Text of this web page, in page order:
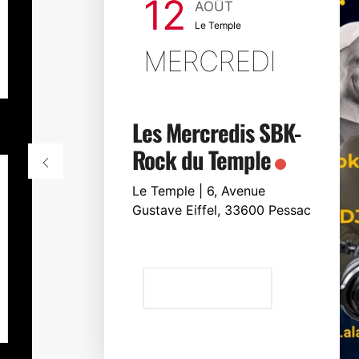
12 AOÛT
Le Temple
MERCREDI
Les Mercredis SBK-
Rock du Temple
Le Temple | 6, Avenue
Gustave Eiffel, 33600 Pessac